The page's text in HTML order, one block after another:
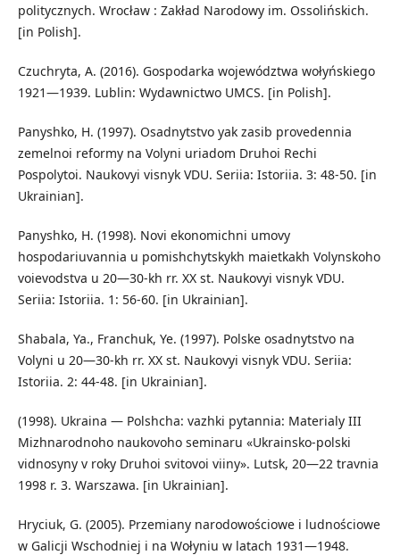
politycznych. Wrocław : Zakład Narodowy im. Ossolińskich.
[in Polish].
Czuchryta, A. (2016). Gospodarka województwa wołyńskiego
1921—1939. Lublin: Wydawnictwo UMCS. [in Polish].
Panyshko, H. (1997). Osadnytstvo yak zasib provedennia
zemelnoi reformy na Volyni uriadom Druhoi Rechi
Pospolytoi. Naukovyi visnyk VDU. Seriia: Istoriia. 3: 48-50. [in
Ukrainian].
Panyshko, H. (1998). Novi ekonomichni umovy
hospodariuvannia u pomishchytskykh maietkakh Volynskoho
voievodstva u 20—30-kh rr. XX st. Naukovyi visnyk VDU.
Seriia: Istoriia. 1: 56-60. [in Ukrainian].
Shabala, Ya., Franchuk, Ye. (1997). Polske osadnytstvo na
Volyni u 20—30-kh rr. XX st. Naukovyi visnyk VDU. Seriia:
Istoriia. 2: 44-48. [in Ukrainian].
(1998). Ukraina — Polshcha: vazhki pytannia: Materialy III
Mizhnarodnoho naukovoho seminaru «Ukrainsko-polski
vidnosyny v roky Druhoi svitovoi viiny». Lutsk, 20—22 travnia
1998 r. 3. Warszawa. [in Ukrainian].
Hryciuk, G. (2005). Przemiany narodowościowe i ludnościowe
w Galicji Wschodniej i na Wołyniu w latach 1931—1948.